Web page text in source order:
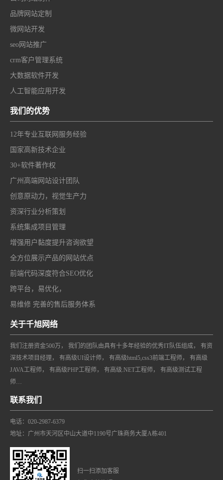
品牌网站定制
微网站开发
seo网站推广
crm客户管理系统
大数据软件开发
人工智能应用开发
我们的优势
12年专业互联网服务经验
国家高新技术企业
30+软件著作权
广州高端网站设计团队
创意原动力，视觉生产力
资深行业分析策划
系统集成项目管理
增强用户黏度提升咨询欲望
全方位展示产品的网站优点
前端代码深度符合SEO优化
跨平台，易优化，
易维修 完善的售后服务体系
关于千旭网络
我们注册资金500万， 我们的团队由具有十多年经验的优秀IT队伍组成， 有资
深技术项目经理， 有高级UI设计师， 有高级html5,css3前端工程师， 有高级
JAVA工程师， 有高级PHP工程师， 有高级.NET工程师， 有高级测试工程
师…
联系我们
电话：020-2987-6379
地址：广州市天河区中山大道中1190号广珠商务大厦A栋401
扫一扫添加客服